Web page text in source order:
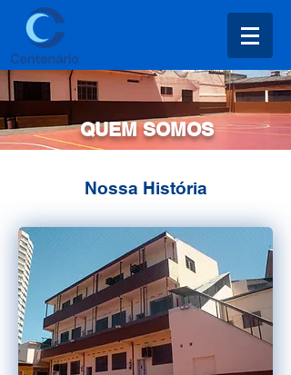
QUEM SOMOS
Nossa História